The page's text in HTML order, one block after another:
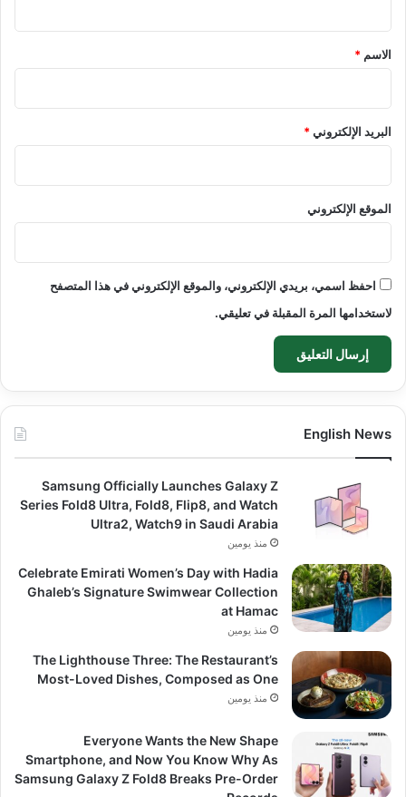
*
الاسم *
البريد الإلكتروني*
الموقع الإلكتروني
احفظ اسمي، بريدي الإلكتروني، والموقع الإلكتروني في هذا المتصفح
لاستخدامها المرة المقبلة في تعليقي.
English News
Samsung Officially Launches Galaxy Z
Series Fold8 Ultra, Fold8, Flip8, and Watch
Ultra2, Watch9 in Saudi Arabia
منذ يومين
Celebrate Emirati Women’s Day with Hadia
Ghaleb’s Signature Swimwear Collection
at Hamac
منذ يومين
The Lighthouse Three: The Restaurant’s
Most-Loved Dishes, Composed as One
منذ يومين
Everyone Wants the New Shape
Smartphone, and Now You Know Why As
Samsung Galaxy Z Fold8 Breaks Pre-Order